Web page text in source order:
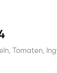
Tomaten,